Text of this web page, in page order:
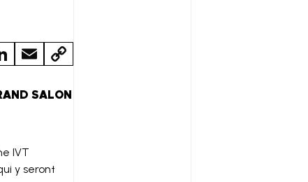
E
A
C
P
N
SALON
IVT
y seront